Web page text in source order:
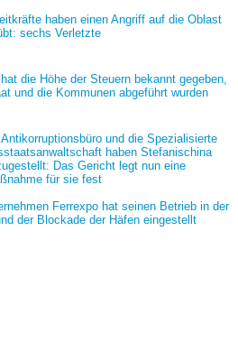
haben einen Angriff auf die Oblast
sechs Verletzte
die Höhe der Steuern bekannt gegeben,
und die Kommunen abgeführt wurden
und die Spezialisierte
haben Stefanischina
Das Gericht legt nun eine
für sie fest
Ferrexpo hat seinen Betrieb in der
der Blockade der Häfen eingestellt